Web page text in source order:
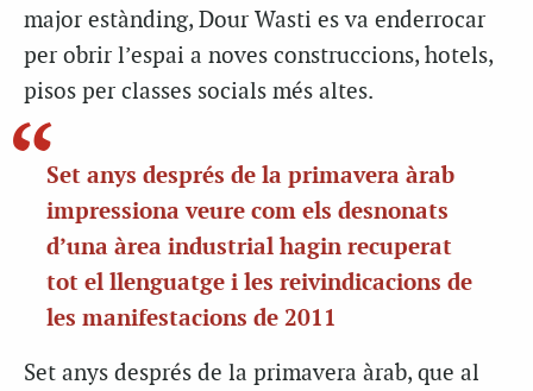
major estànding, Dour Wasti es va enderrocar
per obrir l’espai a noves construccions, hotels,
pisos per classes socials més altes.
Set anys després de la primavera àrab
impressiona veure com els desnonats
d’una àrea industrial hagin recuperat
tot el llenguatge i les reivindicacions de
les manifestacions de 2011
Set anys després de la primavera àrab, que al